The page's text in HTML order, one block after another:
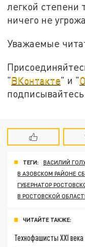
легкой степени
ничего не
Уважаемые
"ВКонтакте" и "
ТЕГИ:
ВАСИЛИЙ
В АЗОВСКОМ РАЙОНЕ
ГУБЕРНАТОР
В РОСТОВСКОЙ
ЧИТАЙТЕ ТАКЖЕ:
Технофашисты XXI века